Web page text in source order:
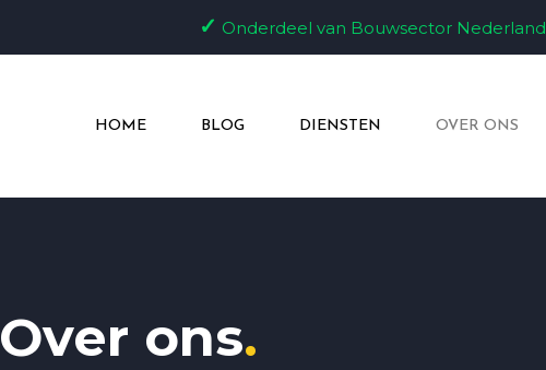
✓ Onderdeel van Bouwsector Nederland
HOME BLOG DIENSTEN OVER ONS
Over ons.